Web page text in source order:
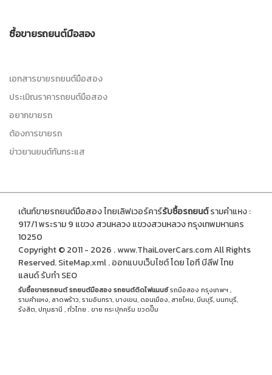
ซื้อขายรถยนต์มือสอง
เอกสารขายรถยนต์มือสอง
ประเมิณราคารถยนต์มือสอง
อยากขายรถ
ต้องการขายรถ
ข่าวยานยนต์ทันกระแส
เต้นท์ขายรถยนต์มือสอง ไทยเลิฟเวอร์คาร์รับซื้อรถยนต์รามคำแหง :
917/1 พระราม 9 แขวง สวนหลวง แขวงสวนหลวง กรุงเทพมหานคร
10250
Copyright © 2011 - 2026 .www.ThaiLoverCars.comAll Rights
Reserved.SiteMap.xml.ออกแบบเว็บไซต์โดย ไอที บีลีฟ ไทย
แลนด์รับทำ SEO
รับซื้อขายรถยนต์รถยนต์มือสองรถยนต์ติดไฟแนนซ์รถมือสอง กรุงเทพฯ ,
รามคำแหง, ลาดพร้าว, รามอินทรา, บางเขน, ดอนเมือง, สายไหม, มีนบุรี, นนทบุรี,
รังสิต, ปทุมธานี , ทั่วไทย . ขาย กระปุกครีม ขวดปั๊ม